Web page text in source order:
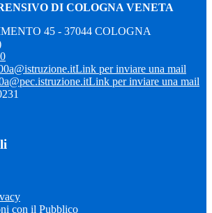
DI COLOGNA VENETA
45 - 37044 COLOGNA
Link per inviare una mail
Link per inviare una mail
con il Pubblico